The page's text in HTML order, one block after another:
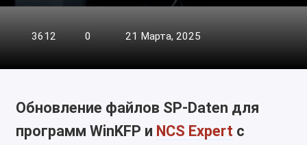
3612 0 21 Марта, 2025
Обновление файлов SP-Daten для
программ WinKFP и NCS Expert с